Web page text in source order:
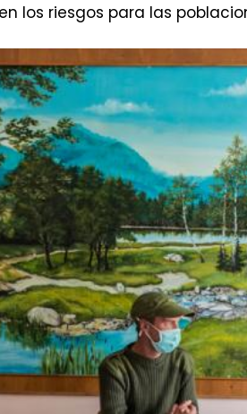
los riesgos para las